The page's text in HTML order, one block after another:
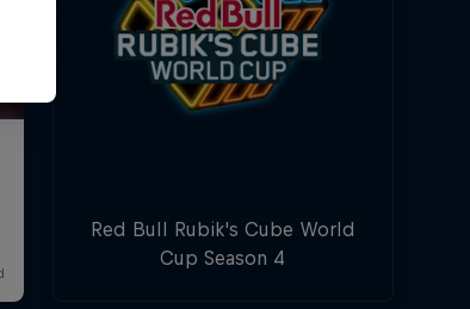
Red Bull Rubik's Cube World
Cup Season 4